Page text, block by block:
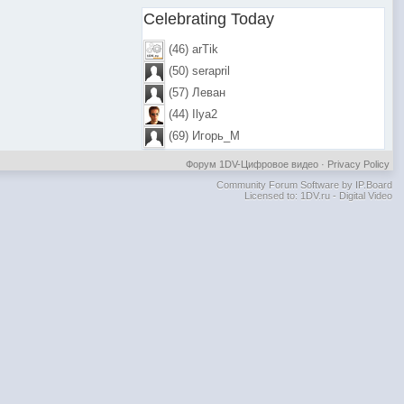
Celebrating Today
(46) arTik
(50) serapril
(57) Леван
(44) Ilya2
(69) Игорь_М
Privacy Policy
Форум 1DV-Цифровое видео·
Community Forum Software by IP.Board
Licensed to: 1DV.ru - Digital Video